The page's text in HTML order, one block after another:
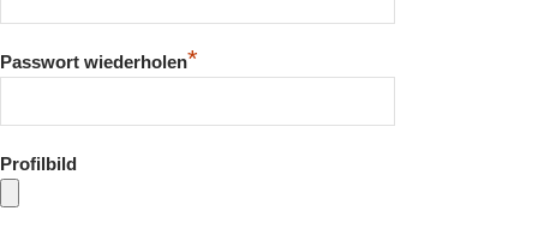
Passwort wiederholen*
Profilbild